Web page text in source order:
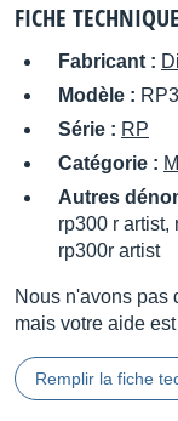
FICHE TECHNIQUE
Fabricant :
Modèle :
Série : RP
Catégorie :
Autres
rp300 r artist,
rp300r artist
Nous n'avons pas
mais votre aide
Remplir la fiche